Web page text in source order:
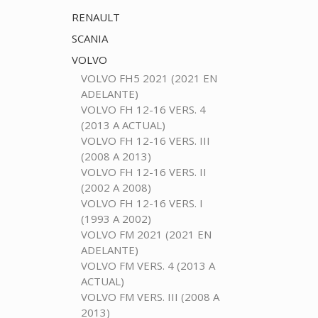
RENAULT
SCANIA
VOLVO
VOLVO FH5 2021 (2021 EN
ADELANTE)
VOLVO FH 12-16 VERS. 4
(2013 A ACTUAL)
VOLVO FH 12-16 VERS. III
(2008 A 2013)
VOLVO FH 12-16 VERS. II
(2002 A 2008)
VOLVO FH 12-16 VERS. I
(1993 A 2002)
VOLVO FM 2021 (2021 EN
ADELANTE)
VOLVO FM VERS. 4 (2013 A
ACTUAL)
VOLVO FM VERS. III (2008 A
2013)